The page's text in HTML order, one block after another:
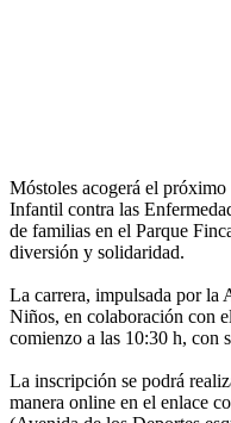
Móstoles acogerá el
Infantil contra las
de familias en el Parque
diversión y solidaridad.
La carrera, impulsada por la
Niños, en colaboración con
comienzo a las 10:30 h, con
La inscripción se podrá
manera online en el enlace